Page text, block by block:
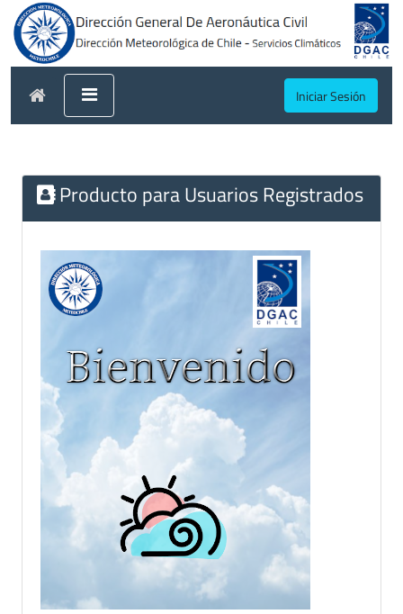
Iniciar Sesión
Producto para Usuarios Registrados